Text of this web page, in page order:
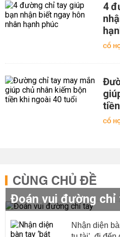
4
CỔ
CỔ
CÙNG CHỦ ĐỀ
Đoán vui đường chỉ
Nhận diện